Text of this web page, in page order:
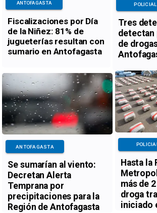
Fiscalizaciones por Día
de la Niñez: 81% de
jugueterías resultan con
sumario en Antofagasta
ANTOFAGASTA
Tres
detectan
de
POLICIAL
Se sumarían al viento:
Decretan Alerta
Temprana por
precipitaciones para la
Región de Antofagasta
ANTOFAGASTA
Hasta la
más de
droga
iniciado